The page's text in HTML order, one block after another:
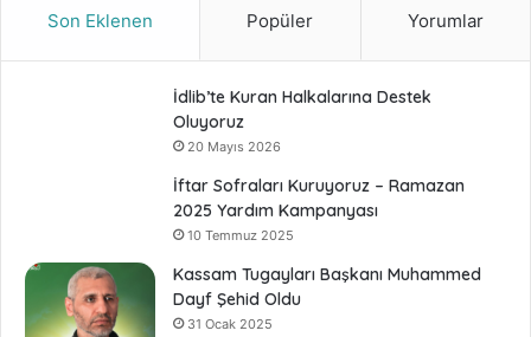
Son Eklenen Popüler Yorumlar
İdlib’te Kuran Halkalarına Destek
Oluyoruz
20 Mayıs 2026
İftar Sofraları Kuruyoruz – Ramazan
2025 Yardım Kampanyası
10 Temmuz 2025
Kassam Tugayları Başkanı Muhammed
Dayf Şehid Oldu
31 Ocak 2025